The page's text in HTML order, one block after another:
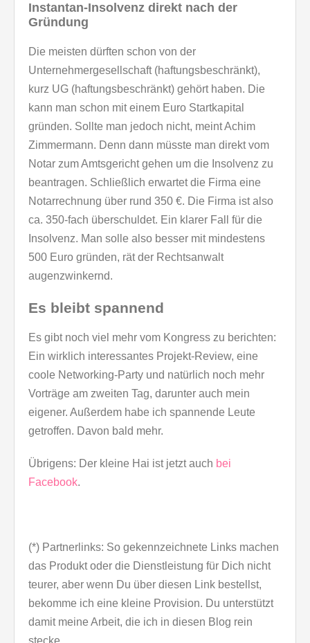
Instantan-Insolvenz direkt nach der
Gründung
Die meisten dürften schon von der
Unternehmergesellschaft (haftungsbeschränkt),
kurz UG (haftungsbeschränkt) gehört haben. Die
kann man schon mit einem Euro Startkapital
gründen. Sollte man jedoch nicht, meint Achim
Zimmermann. Denn dann müsste man direkt vom
Notar zum Amtsgericht gehen um die Insolvenz zu
beantragen. Schließlich erwartet die Firma eine
Notarrechnung über rund 350 €. Die Firma ist also
ca. 350-fach überschuldet. Ein klarer Fall für die
Insolvenz. Man solle also besser mit mindestens
500 Euro gründen, rät der Rechtsanwalt
augenzwinkernd.
Es bleibt spannend
Es gibt noch viel mehr vom Kongress zu berichten:
Ein wirklich interessantes Projekt-Review, eine
coole Networking-Party und natürlich noch mehr
Vorträge am zweiten Tag, darunter auch mein
eigener. Außerdem habe ich spannende Leute
getroffen. Davon bald mehr.
Übrigens: Der kleine Hai ist jetzt auch bei
Facebook.
(*) Partnerlinks: So gekennzeichnete Links machen
das Produkt oder die Dienstleistung für Dich nicht
teurer, aber wenn Du über diesen Link bestellst,
bekomme ich eine kleine Provision. Du unterstützt
damit meine Arbeit, die ich in diesen Blog rein